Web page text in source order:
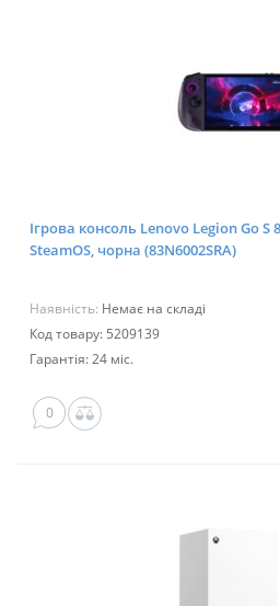
Ігрова консоль Lenovo Legion Go S
SteamOS, чорна (83N6002SRA)
Наявність: Немає на складі
Код товару: 5209139
Гарантія: 24 міс.
0